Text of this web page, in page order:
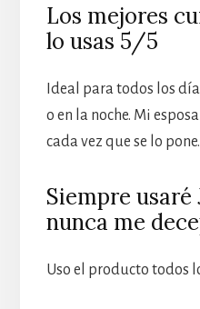
Los mejores
lo usas 5/5
Ideal para todos los
o en la noche. Mi
cada vez que se lo pone.
Siempre
nunca me
Uso el producto todos